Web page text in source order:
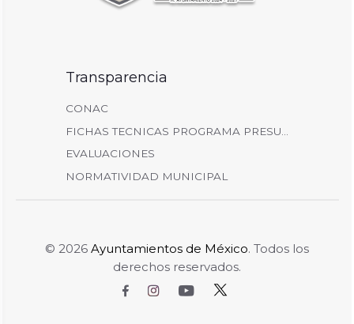
Transparencia
CONAC
FICHAS TECNICAS PROGRAMA PRESU...
EVALUACIONES
NORMATIVIDAD MUNICIPAL
© 2026 Ayuntamientos de México. Todos los
derechos reservados.